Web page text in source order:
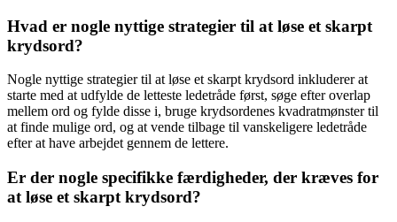
Hvad er nogle nyttige strategier til at løse et skarpt
krydsord?
Nogle nyttige strategier til at løse et skarpt krydsord inkluderer at
starte med at udfylde de letteste ledetråde først, søge efter overlap
mellem ord og fylde disse i, bruge krydsordenes kvadratmønster til
at finde mulige ord, og at vende tilbage til vanskeligere ledetråde
efter at have arbejdet gennem de lettere.
Er der nogle specifikke færdigheder, der kræves for
at løse et skarpt krydsord?